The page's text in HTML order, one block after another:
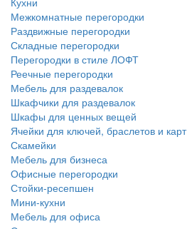
Межкомнатные перегородки
Раздвижные перегородки
Складные перегородки
Перегородки в стиле ЛОФТ
Реечные перегородки
Мебель для раздевалок
Шкафчики для раздевалок
Шкафы для ценных вещей
Ячейки для ключей, браслетов и карт
Скамейки
Мебель для бизнеса
Офисные перегородки
Стойки-ресепшен
Мини-кухни
Мебель для офиса